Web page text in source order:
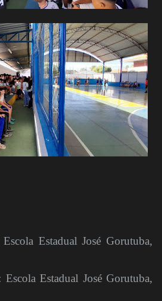
Estadual José Gorutuba,
Escola Estadual José Gorutuba,